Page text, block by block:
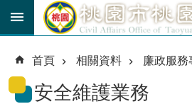
跳到主要內容區塊
育
貼
首頁 相關資料 廉政服務
安全維護業務